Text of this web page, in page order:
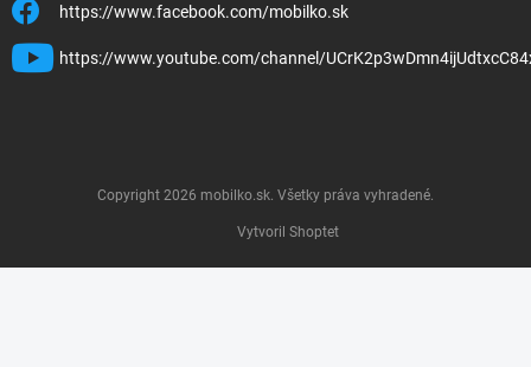
https://www.facebook.com/mobilko.sk
https://www.youtube.com/channel/
Vytvoril Shoptet
Copyright 2026 mobilko.sk . Všetky práva vyhradené.